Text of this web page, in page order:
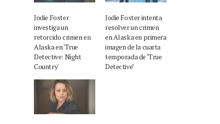
Jodie Foster
investiga un
retorcido crimen en
Alaska en 'True
Detective: Night
Country'
Jodie Foster intenta
resolver un crimen
en Alaska en primera
imagen de la cuarta
temporada de ‘True
Detective’